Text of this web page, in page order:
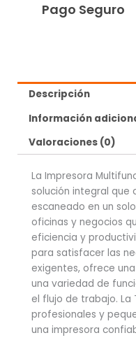
Pago Seguro
Descripción
Información
Valoraciones (0)
La Impresora
solución integral que
escaneado en un
oficinas y negocios
eficiencia y
para satisfacer las
exigentes, ofrece
una variedad de
el flujo de trabajo. La
profesionales y
una impresora